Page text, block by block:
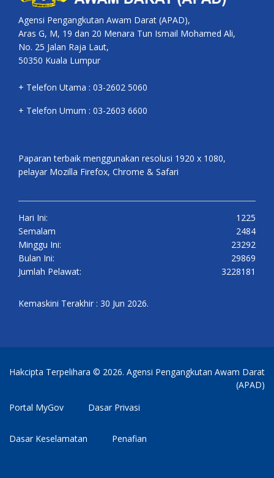
Agensi Pengangkutan Awam Darat (APAD),
Aras G, M, 19 dan 20 Menara Tun Ismail Mohamed Ali,
No. 25 Jalan Raja Laut,
50350 Kuala Lumpur
+ Telefon Utama : 03-2602 5060
+ Telefon Umum : 03-2603 6600
Paparan terbaik menggunakan resolusi 1920 x 1080,
pelayar Mozilla Firefox, Chrome & Safari
Hari Ini:
1225
Semalam
2484
Minggu Ini:
23292
Bulan Ini:
29869
Jumlah Pelawat:
3228181
Kemaskini Terakhir : 30 Jun 2026.
Hakcipta Terpelihara © 2026. Agensi Pengangkutan Awam Darat
(APAD)
Portal MyGov
Dasar Privasi
Dasar Keselamatan Penafian